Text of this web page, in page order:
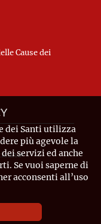
Cause dei
dei Santi utilizza
più agevole la
servizi ed anche
Se vuoi saperne di
acconsenti all’uso